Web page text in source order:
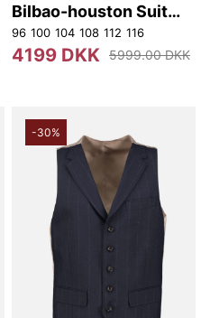
Bilbao-houston Suit
Reg
96 100 104 108 112 116
4199 DKK 5999.00 DKK
-30%